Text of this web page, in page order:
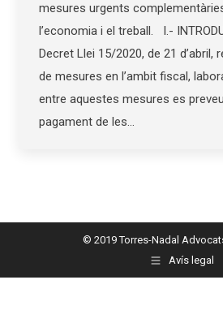
mesures urgents
l’economia i el treball. I.-
Decret Llei 15/2020, de 21 d’abril,
de mesures en l’ambit fiscal,
entre aquestes mesures es
pagament de les…
© 2019 Torres-Nadal
Avís legal